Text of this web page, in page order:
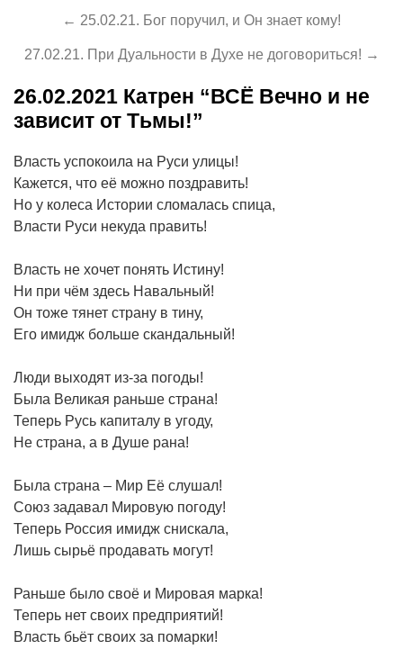
← 25.02.21. Бог поручил, и Он знает кому!
27.02.21. При Дуальности в Духе не договориться! →
26.02.2021 Катрен “ВСЁ Вечно и не
зависит от Тьмы!”
Власть успокоила на Руси улицы!
Кажется, что её можно поздравить!
Но у колеса Истории сломалась спица,
Власти Руси некуда править!
Власть не хочет понять Истину!
Ни при чём здесь Навальный!
Он тоже тянет страну в тину,
Его имидж больше скандальный!
Люди выходят из-за погоды!
Была Великая раньше страна!
Теперь Русь капиталу в угоду,
Не страна, а в Душе рана!
Была страна – Мир Её слушал!
Союз задавал Мировую погоду!
Теперь Россия имидж снискала,
Лишь сырьё продавать могут!
Раньше было своё и Мировая марка!
Теперь нет своих предприятий!
Власть бьёт своих за помарки!